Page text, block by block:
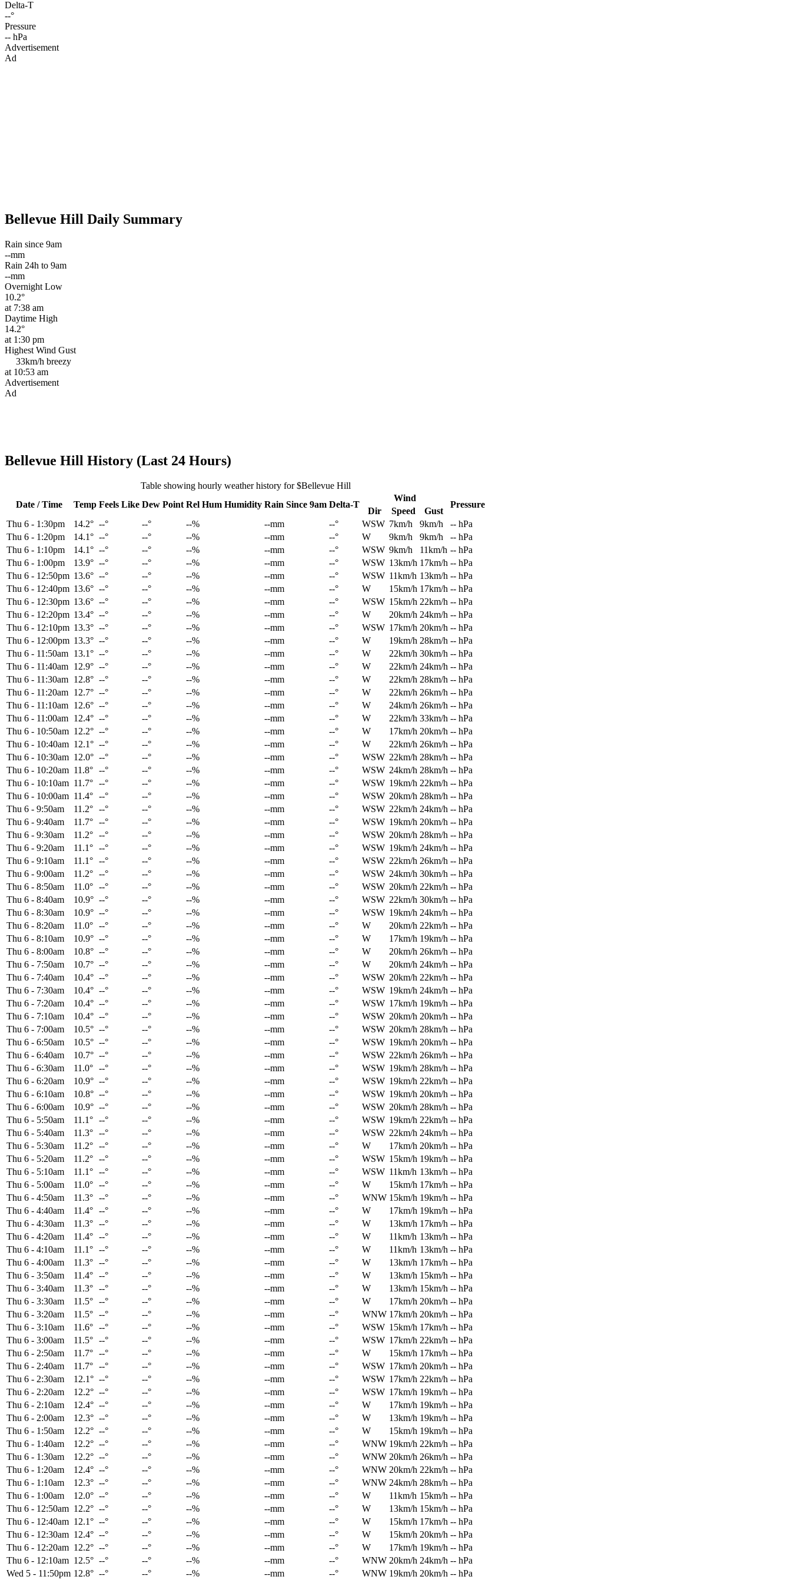
Delta-T
--°
Pressure
-- hPa
Advertisement
Ad
Bellevue Hill Daily Summary
Rain since 9am
--mm
Rain 24h to 9am
--mm
Overnight Low
10.2°
at 7:38 am
Daytime High
14.2°
at 1:30 pm
Highest Wind Gust
33km/h breezy
at 10:53 am
Advertisement
Ad
Bellevue Hill History (Last 24 Hours)
Table showing hourly weather history for $Bellevue Hill
Date / Time
Temp Feels Like Dew Point Rel Hum Humidity Rain Since 9am Delta-T
Wind
Pressure
Dir Speed
Gust
Thu 6 - 1:30pm 14.2° --° --° --% --mm --° WSW 7km/h 9km/h
-- hPa
Thu 6 - 1:20pm 14.1° --° --° --% --mm --° W 9km/h 9km/h
-- hPa
Thu 6 - 1:10pm 14.1° --° --° --% --mm --° WSW 9km/h 11km/h -- hPa
Thu 6 - 1:00pm 13.9° --° --° --% --mm --° WSW 13km/h 17km/h -- hPa
Thu 6 - 12:50pm 13.6° --° --° --% --mm --° WSW 11km/h 13km/h -- hPa
Thu 6 - 12:40pm 13.6° --° --° --% --mm --° W 15km/h 17km/h -- hPa
Thu 6 - 12:30pm 13.6° --° --° --% --mm --° WSW 15km/h 22km/h -- hPa
Thu 6 - 12:20pm 13.4° --° --° --% --mm --° W 20km/h 24km/h -- hPa
Thu 6 - 12:10pm 13.3° --° --° --% --mm --° WSW 17km/h 20km/h -- hPa
Thu 6 - 12:00pm 13.3° --° --° --% --mm --° W 19km/h 28km/h -- hPa
Thu 6 - 11:50am 13.1° --° --° --% --mm --° W 22km/h 30km/h -- hPa
Thu 6 - 11:40am 12.9° --° --° --% --mm --° W 22km/h 24km/h -- hPa
Thu 6 - 11:30am 12.8° --° --° --% --mm --° W 22km/h 28km/h -- hPa
Thu 6 - 11:20am 12.7° --° --° --% --mm --° W 22km/h 26km/h -- hPa
Thu 6 - 11:10am 12.6° --° --° --% --mm --° W 24km/h 26km/h -- hPa
Thu 6 - 11:00am 12.4° --° --° --% --mm --° W 22km/h 33km/h -- hPa
Thu 6 - 10:50am 12.2° --° --° --% --mm --° W 17km/h 20km/h -- hPa
Thu 6 - 10:40am 12.1° --° --° --% --mm --° W 22km/h 26km/h -- hPa
Thu 6 - 10:30am 12.0° --° --° --% --mm --° WSW 22km/h 28km/h -- hPa
Thu 6 - 10:20am 11.8° --° --° --% --mm --° WSW 24km/h 28km/h -- hPa
Thu 6 - 10:10am 11.7° --° --° --% --mm --° WSW 19km/h 22km/h -- hPa
Thu 6 - 10:00am 11.4° --° --° --% --mm --° WSW 20km/h 28km/h -- hPa
Thu 6 - 9:50am 11.2° --° --° --% --mm --° WSW 22km/h 24km/h -- hPa
Thu 6 - 9:40am 11.7° --° --° --% --mm --° WSW 19km/h 20km/h -- hPa
Thu 6 - 9:30am 11.2° --° --° --% --mm --° WSW 20km/h 28km/h -- hPa
Thu 6 - 9:20am 11.1° --° --° --% --mm --° WSW 19km/h 24km/h -- hPa
Thu 6 - 9:10am 11.1° --° --° --% --mm --° WSW 22km/h 26km/h -- hPa
Thu 6 - 9:00am 11.2° --° --° --% --mm --° WSW 24km/h 30km/h -- hPa
Thu 6 - 8:50am 11.0° --° --° --% --mm --° WSW 20km/h 22km/h -- hPa
Thu 6 - 8:40am 10.9° --° --° --% --mm --° WSW 22km/h 30km/h -- hPa
Thu 6 - 8:30am 10.9° --° --° --% --mm --° WSW 19km/h 24km/h -- hPa
Thu 6 - 8:20am 11.0° --° --° --% --mm --° W 20km/h 22km/h -- hPa
Thu 6 - 8:10am 10.9° --° --° --% --mm --° W 17km/h 19km/h -- hPa
Thu 6 - 8:00am 10.8° --° --° --% --mm --° W 20km/h 26km/h -- hPa
Thu 6 - 7:50am 10.7° --° --° --% --mm --° W 20km/h 24km/h -- hPa
Thu 6 - 7:40am 10.4° --° --° --% --mm --° WSW 20km/h 22km/h -- hPa
Thu 6 - 7:30am 10.4° --° --° --% --mm --° WSW 19km/h 24km/h -- hPa
Thu 6 - 7:20am 10.4° --° --° --% --mm --° WSW 17km/h 19km/h -- hPa
Thu 6 - 7:10am 10.4° --° --° --% --mm --° WSW 20km/h 20km/h -- hPa
Thu 6 - 7:00am 10.5° --° --° --% --mm --° WSW 20km/h 28km/h -- hPa
Thu 6 - 6:50am 10.5° --° --° --% --mm --° WSW 19km/h 20km/h -- hPa
Thu 6 - 6:40am 10.7° --° --° --% --mm --° WSW 22km/h 26km/h -- hPa
Thu 6 - 6:30am 11.0° --° --° --% --mm --° WSW 19km/h 28km/h -- hPa
Thu 6 - 6:20am 10.9° --° --° --% --mm --° WSW 19km/h 22km/h -- hPa
Thu 6 - 6:10am 10.8° --° --° --% --mm --° WSW 19km/h 20km/h -- hPa
Thu 6 - 6:00am 10.9° --° --° --% --mm --° WSW 20km/h 28km/h -- hPa
Thu 6 - 5:50am 11.1° --° --° --% --mm --° WSW 19km/h 22km/h -- hPa
Thu 6 - 5:40am 11.3° --° --° --% --mm --° WSW 22km/h 24km/h -- hPa
Thu 6 - 5:30am 11.2° --° --° --% --mm --° W 17km/h 20km/h -- hPa
Thu 6 - 5:20am 11.2° --° --° --% --mm --° WSW 15km/h 19km/h -- hPa
Thu 6 - 5:10am 11.1° --° --° --% --mm --° WSW 11km/h 13km/h -- hPa
Thu 6 - 5:00am 11.0° --° --° --% --mm --° W 15km/h 17km/h -- hPa
Thu 6 - 4:50am 11.3° --° --° --% --mm --° WNW 15km/h 19km/h -- hPa
Thu 6 - 4:40am 11.4° --° --° --% --mm --° W 17km/h 19km/h -- hPa
Thu 6 - 4:30am 11.3° --° --° --% --mm --° W 13km/h 17km/h -- hPa
Thu 6 - 4:20am 11.4° --° --° --% --mm --° W 11km/h 13km/h -- hPa
Thu 6 - 4:10am 11.1° --° --° --% --mm --° W 11km/h 13km/h -- hPa
Thu 6 - 4:00am 11.3° --° --° --% --mm --° W 13km/h 17km/h -- hPa
Thu 6 - 3:50am 11.4° --° --° --% --mm --° W 13km/h 15km/h -- hPa
Thu 6 - 3:40am 11.3° --° --° --% --mm --° W 13km/h 15km/h -- hPa
Thu 6 - 3:30am 11.5° --° --° --% --mm --° W 17km/h 20km/h -- hPa
Thu 6 - 3:20am 11.5° --° --° --% --mm --° WNW 17km/h 20km/h -- hPa
Thu 6 - 3:10am 11.6° --° --° --% --mm --° WSW 15km/h 17km/h -- hPa
Thu 6 - 3:00am 11.5° --° --° --% --mm --° WSW 17km/h 22km/h -- hPa
Thu 6 - 2:50am 11.7° --° --° --% --mm --° W 15km/h 17km/h -- hPa
Thu 6 - 2:40am 11.7° --° --° --% --mm --° WSW 17km/h 20km/h -- hPa
Thu 6 - 2:30am 12.1° --° --° --% --mm --° WSW 17km/h 22km/h -- hPa
Thu 6 - 2:20am 12.2° --° --° --% --mm --° WSW 17km/h 19km/h -- hPa
Thu 6 - 2:10am 12.4° --° --° --% --mm --° W 17km/h 19km/h -- hPa
Thu 6 - 2:00am 12.3° --° --° --% --mm --° W 13km/h 19km/h -- hPa
Thu 6 - 1:50am 12.2° --° --° --% --mm --° W 15km/h 19km/h -- hPa
Thu 6 - 1:40am 12.2° --° --° --% --mm --° WNW 19km/h 22km/h -- hPa
Thu 6 - 1:30am 12.2° --° --° --% --mm --° WNW 20km/h 26km/h -- hPa
Thu 6 - 1:20am 12.4° --° --° --% --mm --° WNW 20km/h 22km/h -- hPa
Thu 6 - 1:10am 12.3° --° --° --% --mm --° WNW 24km/h 28km/h -- hPa
Thu 6 - 1:00am 12.0° --° --° --% --mm --° W 11km/h 15km/h -- hPa
Thu 6 - 12:50am 12.2° --° --° --% --mm --° W 13km/h 15km/h -- hPa
Thu 6 - 12:40am 12.1° --° --° --% --mm --° W 15km/h 17km/h -- hPa
Thu 6 - 12:30am 12.4° --° --° --% --mm --° W 15km/h 20km/h -- hPa
Thu 6 - 12:20am 12.2° --° --° --% --mm --° W 17km/h 19km/h -- hPa
Thu 6 - 12:10am 12.5° --° --° --% --mm --° WNW 20km/h 24km/h -- hPa
Wed 5 - 11:50pm 12.8° --° --° --% --mm --° WNW 19km/h 20km/h -- hPa